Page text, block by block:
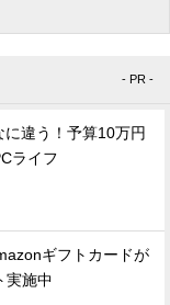
- PR -
に違う！予算10万円
ライフ
ギフトカードが
実施中